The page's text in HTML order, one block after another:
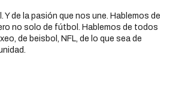
Y de la pasión que nos une. Hablemos de
no solo de fútbol. Hablemos de todos
de beisbol, NFL, de lo que sea de